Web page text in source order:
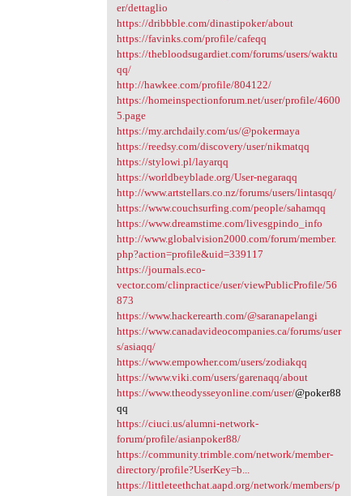
er/dettaglio
https://dribbble.com/dinastipoker/about
https://favinks.com/profile/cafeqq
https://thebloodsugardiet.com/forums/users/waktu
qq/
http://hawkee.com/profile/804122/
https://homeinspectionforum.net/user/profile/4600
5.page
https://my.archdaily.com/us/@pokermaya
https://reedsy.com/discovery/user/nikmatqq
https://stylowi.pl/layarqq
https://worldbeyblade.org/User-negaraqq
http://www.artstellars.co.nz/forums/users/lintasqq/
https://www.couchsurfing.com/people/sahamqq
https://www.dreamstime.com/livesgpindo_info
http://www.globalvision2000.com/forum/member.
php?action=profile&uid=339117
https://journals.eco-
vector.com/clinpractice/user/viewPublicProfile/56
873
https://www.hackerearth.com/@saranapelangi
https://www.canadavideocompanies.ca/forums/user
s/asiaqq/
https://www.empowher.com/users/zodiakqq
https://www.viki.com/users/garenaqq/about
https://www.theodysseyonline.com/user/@poker88
qq
https://ciuci.us/alumni-network-
forum/profile/asianpoker88/
https://community.trimble.com/network/member-
directory/profile?UserKey=b...
https://littleteethchat.aapd.org/network/members/p